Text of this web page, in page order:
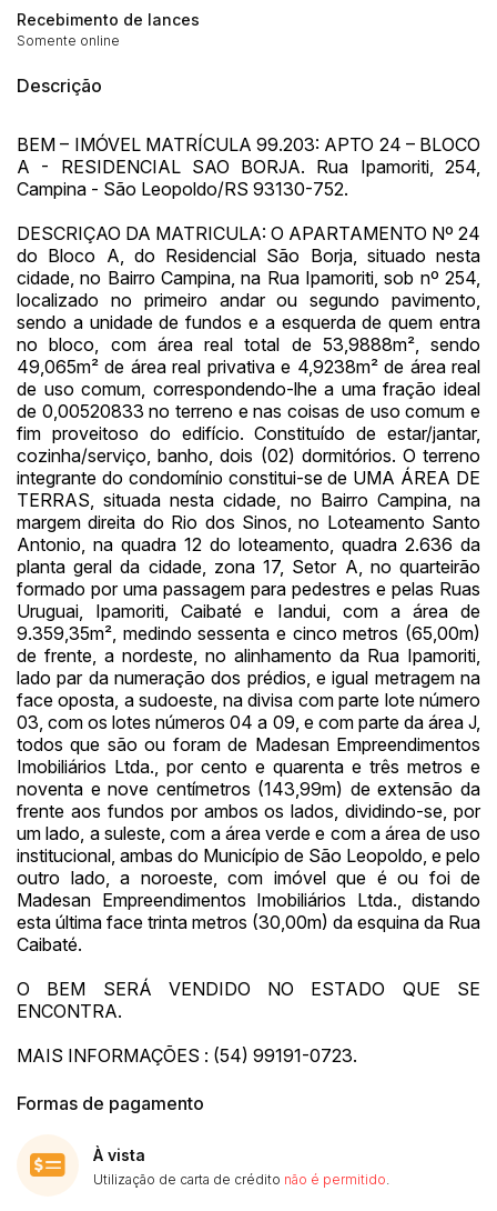
Recebimento de lances
Somente online
Descrição
BEM – IMÓVEL MATRÍCULA 99.203: APTO 24 – BLOCO
A - RESIDENCIAL SAO BORJA. Rua Ipamoriti, 254,
Campina - São Leopoldo/RS 93130-752.
DESCRIÇAO DA MATRICULA: O APARTAMENTO Nº 24
do Bloco A, do Residencial São Borja, situado nesta
cidade, no Bairro Campina, na Rua Ipamoriti, sob nº 254,
localizado no primeiro andar ou segundo pavimento,
sendo a unidade de fundos e a esquerda de quem entra
no bloco, com área real total de 53,9888m², sendo
49,065m² de área real privativa e 4,9238m² de área real
de uso comum, correspondendo-lhe a uma fração ideal
de 0,00520833 no terreno e nas coisas de uso comum e
fim proveitoso do edifício. Constituído de estar/jantar,
cozinha/serviço, banho, dois (02) dormitórios. O terreno
integrante do condomínio constitui-se de UMA ÁREA DE
TERRAS, situada nesta cidade, no Bairro Campina, na
margem direita do Rio dos Sinos, no Loteamento Santo
Antonio, na quadra 12 do loteamento, quadra 2.636 da
planta geral da cidade, zona 17, Setor A, no quarteirão
formado por uma passagem para pedestres e pelas Ruas
Uruguai, Ipamoriti, Caibaté e Iandui, com a área de
9.359,35m², medindo sessenta e cinco metros (65,00m)
de frente, a nordeste, no alinhamento da Rua Ipamoriti,
lado par da numeração dos prédios, e igual metragem na
face oposta, a sudoeste, na divisa com parte lote número
03, com os lotes números 04 a 09, e com parte da área J,
todos que são ou foram de Madesan Empreendimentos
Imobiliários Ltda., por cento e quarenta e três metros e
noventa e nove centímetros (143,99m) de extensão da
frente aos fundos por ambos os lados, dividindo-se, por
um lado, a suleste, com a área verde e com a área de uso
institucional, ambas do Município de São Leopoldo, e pelo
outro lado, a noroeste, com imóvel que é ou foi de
Madesan Empreendimentos Imobiliários Ltda., distando
esta última face trinta metros (30,00m) da esquina da Rua
Caibaté.
O BEM SERÁ VENDIDO NO ESTADO QUE SE
ENCONTRA.
MAIS INFORMAÇÕES : (54) 99191-0723.
Formas de pagamento
À vista
Utilização de carta de crédito não é permitido
Envie sua Proposta
Histórico de Propostas
14/04/2025 18:43:11 TIAGOFELIPE R$ 1,00
14/04/2025 18:43:11 TIAGOFELIPE R$ 1,00
14/04/2025 18:43:11 TIAGOFELIPE R$ 1,00
Clique aqui para fazer login
Habilite-se para efetuar lances ou
propostas